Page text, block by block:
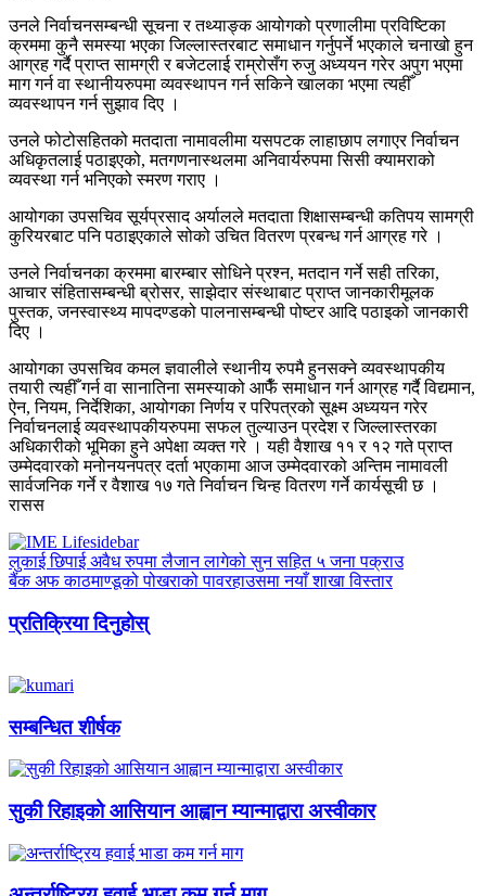
उनले निर्वाचनसम्बन्धी सूचना र तथ्याङ्क आयोगको प्रणालीमा प्रविष्टिका
क्रममा कुनै समस्या भएका जिल्लास्तरबाट समाधान गर्नुपर्ने भएकाले चनाखो हुन
आग्रह गर्दै प्राप्त सामग्री र बजेटलाई राम्रोसँग रुजु अध्ययन गरेर अपुग भएमा
माग गर्न वा स्थानीयरुपमा व्यवस्थापन गर्न सकिने खालका भएमा त्यहीँ
व्यवस्थापन गर्न सुझाव दिए ।
उनले फोटोसहितको मतदाता नामावलीमा यसपटक लाहाछाप लगाएर निर्वाचन
अधिकृतलाई पठाइएको, मतगणनास्थलमा अनिवार्यरुपमा सिसी क्यामराको
व्यवस्था गर्न भनिएको स्मरण गराए ।
आयोगका उपसचिव सूर्यप्रसाद अर्यालले मतदाता शिक्षासम्बन्धी कतिपय सामग्री
कुरियरबाट पनि पठाइएकाले सोको उचित वितरण प्रबन्ध गर्न आग्रह गरे ।
उनले निर्वाचनका क्रममा बारम्बार सोधिने प्रश्न, मतदान गर्ने सही तरिका,
आचार संहितासम्बन्धी ब्रोसर, साझेदार संस्थाबाट प्राप्त जानकारीमूलक
पुस्तक, जनस्वास्थ्य मापदण्डको पालनासम्बन्धी पोष्टर आदि पठाइको जानकारी
दिए ।
आयोगका उपसचिव कमल ज्ञवालीले स्थानीय रुपमै हुनसक्ने व्यवस्थापकीय
तयारी त्यहीँ गर्न वा सानातिना समस्याको आफैँ समाधान गर्न आग्रह गर्दै विद्यमान,
ऐन, नियम, निर्देशिका, आयोगका निर्णय र परिपत्रको सूक्ष्म अध्ययन गरेर
निर्वाचनलाई व्यवस्थापकीयरुपमा सफल तुल्याउन प्रदेश र जिल्लास्तरका
अधिकारीको भूमिका हुने अपेक्षा व्यक्त गरे । यही वैशाख ११ र १२ गते प्राप्त
उम्मेदवारको मनोनयनपत्र दर्ता भएकामा आज उम्मेदवारको अन्तिम नामावली
सार्वजनिक गर्ने र वैशाख १७ गते निर्वाचन चिन्ह वितरण गर्ने कार्यसूची छ ।
रासस
लुकाई छिपाई अवैध रुपमा लैजान लागेको सुन सहित ५ जना पक्राउ
बैंक अफ काठमाण्डूको पोखराको पावरहाउसमा नयाँ शाखा विस्तार
प्रतिक्रिया दिनुहोस्
सम्बन्धित शीर्षक
सुकी रिहाइको आसियान आह्वान म्यान्माद्वारा अस्वीकार